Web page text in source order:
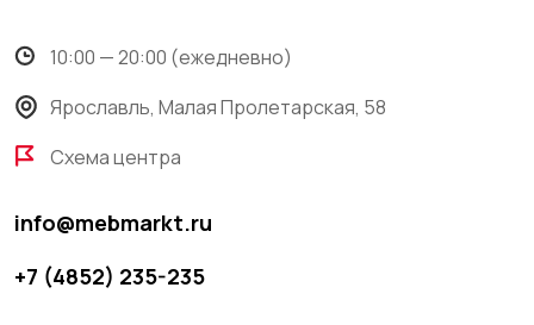
10:00 — 20:00 (ежедневно)
Ярославль, Малая Пролетарская, 58
Схема центра
info@mebmarkt.ru
+7 (4852) 235-235